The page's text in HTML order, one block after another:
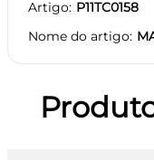
Artigo P11TC0158
Nome do artigo